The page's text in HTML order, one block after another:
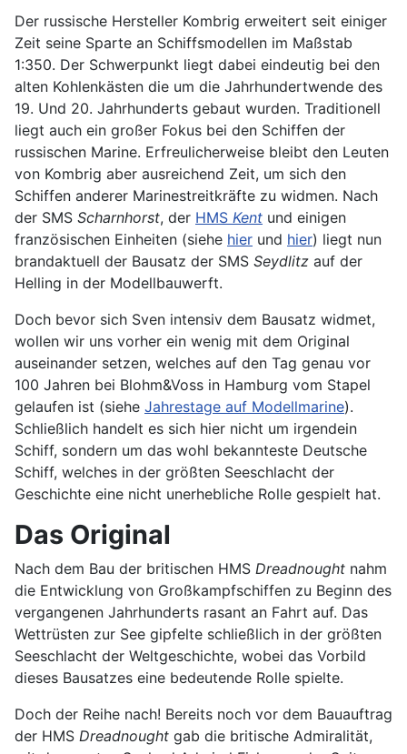
Der russische Hersteller Kombrig erweitert seit einiger
Zeit seine Sparte an Schiffsmodellen im Maßstab
1:350. Der Schwerpunkt liegt dabei eindeutig bei den
alten Kohlenkästen die um die Jahrhundertwende des
19. Und 20. Jahrhunderts gebaut wurden. Traditionell
liegt auch ein großer Fokus bei den Schiffen der
russischen Marine. Erfreulicherweise bleibt den Leuten
von Kombrig aber ausreichend Zeit, um sich den
Schiffen anderer Marinestreitkräfte zu widmen. Nach
der SMS Scharnhorst, der HMS Kent und einigen
französischen Einheiten (siehe hier und hier) liegt nun
brandaktuell der Bausatz der SMS Seydlitz auf der
Helling in der Modellbauwerft.
Doch bevor sich Sven intensiv dem Bausatz widmet,
wollen wir uns vorher ein wenig mit dem Original
auseinander setzen, welches auf den Tag genau vor
100 Jahren bei Blohm&Voss in Hamburg vom Stapel
gelaufen ist (siehe Jahrestage auf Modellmarine).
Schließlich handelt es sich hier nicht um irgendein
Schiff, sondern um das wohl bekannteste Deutsche
Schiff, welches in der größten Seeschlacht der
Geschichte eine nicht unerhebliche Rolle gespielt hat.
Das Original
Nach dem Bau der britischen HMS Dreadnought nahm
die Entwicklung von Großkampfschiffen zu Beginn des
vergangenen Jahrhunderts rasant an Fahrt auf. Das
Wettrüsten zur See gipfelte schließlich in der größten
Seeschlacht der Weltgeschichte, wobei das Vorbild
dieses Bausatzes eine bedeutende Rolle spielte.
Doch der Reihe nach! Bereits noch vor dem Bauauftrag
der HMS Dreadnought gab die britische Admiralität,